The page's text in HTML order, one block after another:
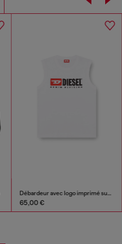
Débardeur avec logo imprimé sur le devant
65,00 €